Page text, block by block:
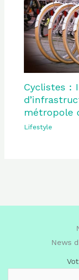
Cyclistes :
métropole
Lifestyle
News